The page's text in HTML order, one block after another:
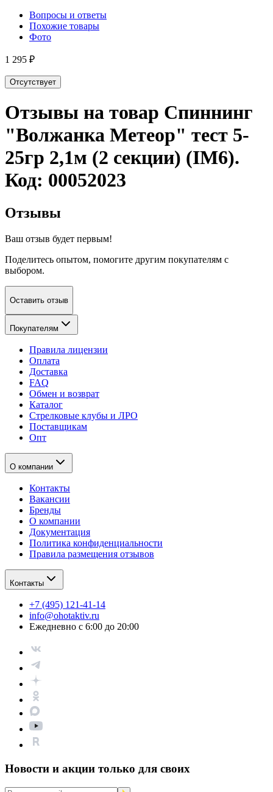
Вопросы и ответы
Похожие товары
Фото
1 295 ₽
Отсутствует
Отзывы на товар Спиннинг
"Волжанка Метеор" тест 5-
25гр 2,1м (2 секции) (IM6).
Код: 00052023
Отзывы
Ваш отзыв будет первым!
Поделитесь опытом, помогите другим покупателям с
выбором.
Оставить отзыв
Покупателям
Правила лицензии
Оплата
Доставка
FAQ
Обмен и возврат
Каталог
Стрелковые клубы и ЛРО
Поставщикам
Опт
О компании
Контакты
Вакансии
Бренды
О компании
Документация
Политика конфиденциальности
Правила размещения отзывов
Контакты
+7 (495) 121-41-14
info@ohotaktiv.ru
Ежедневно с 6:00 до 20:00
Новости и акции только для своих